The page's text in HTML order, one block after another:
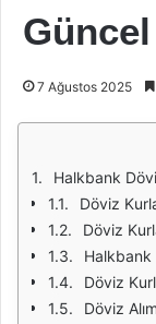
7 Ağustos 2025
Halkbank
Döviz
Döviz
Halkbank
Döviz
Döviz